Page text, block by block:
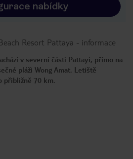
nabídky
Resort Pattaya - informace
v severní části Pattayi, přímo na
pláži Wong Amat. Letiště
přibližně 70 km.